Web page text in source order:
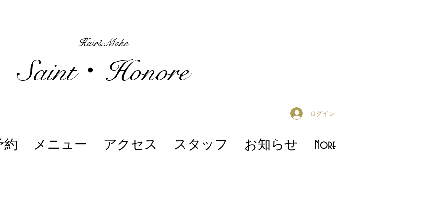
Hair&Make
Saint・Honore
ログイン
約 メニュー アクセス スタッフ お知らせ More